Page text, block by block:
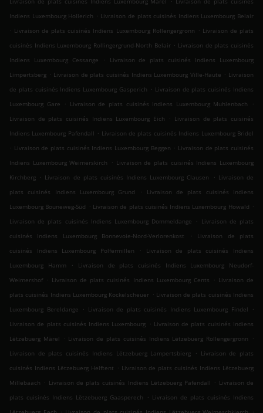
Indiens Luxembourg Hollerich . Livraison de plats cuisinés Indiens Luxembourg Belair
. Livraison de plats cuisinés Indiens Luxembourg Rollengergronn . Livraison de plats
cuisinés Indiens Luxembourg Rollingergrund-North Belair . Livraison de plats cuisinés
Indiens Luxembourg Cessange
.
Livraison de plats cuisinés Indiens Luxembourg
Limpertsberg . Livraison de plats cuisinés Indiens Luxembourg Ville-Haute . Livraison
de plats cuisinés Indiens Luxembourg Gasperich . Livraison de plats cuisinés Indiens
Luxembourg Gare
. Livraison de plats cuisinés Indiens Luxembourg Muhlenbach
.
Livraison de plats cuisinés Indiens Luxembourg Eich
. Livraison de plats cuisinés
Indiens Luxembourg Pafendall . Livraison de plats cuisinés Indiens Luxembourg Bridel
. Livraison de plats cuisinés Indiens Luxembourg Beggen . Livraison de plats cuisinés
Indiens Luxembourg Weimerskirch
. Livraison de plats cuisinés Indiens Luxembourg
Kirchberg . Livraison de plats cuisinés Indiens Luxembourg Clausen . Livraison de
plats cuisinés Indiens Luxembourg Grund
.
Livraison de plats cuisinés Indiens
Luxembourg Bouneweg-Süd . Livraison de plats cuisinés Indiens Luxembourg Howald .
Livraison de plats cuisinés Indiens Luxembourg Dommeldange
. Livraison de plats
cuisinés Indiens Luxembourg Bonnevoie-Nord-Verlorenkost
.
Livraison de plats
cuisinés Indiens Luxembourg Polfermillen
.
Livraison de plats cuisinés Indiens
Luxembourg Hamm
.
Livraison de plats cuisinés Indiens Luxembourg Neudorf-
Weimershof . Livraison de plats cuisinés Indiens Luxembourg Cents . Livraison de
plats cuisinés Indiens Luxembourg Kockelscheuer . Livraison de plats cuisinés Indiens
Luxembourg Bereldange
. Livraison de plats cuisinés Indiens Luxembourg Findel
.
Livraison de plats cuisinés Indiens Luxembourg . Livraison de plats cuisinés Indiens
Lëtzebuerg Märel
. Livraison de plats cuisinés Indiens Lëtzebuerg Rollengergronn
.
Livraison de plats cuisinés Indiens Lëtzebuerg Lampertsbierg
. Livraison de plats
cuisinés Indiens Lëtzebuerg Helftent . Livraison de plats cuisinés Indiens Lëtzebuerg
Millebaach . Livraison de plats cuisinés Indiens Lëtzebuerg Pafendall . Livraison de
plats cuisinés Indiens Lëtzebuerg Gaasperech
. Livraison de plats cuisinés Indiens
.
.